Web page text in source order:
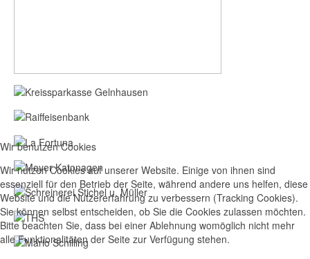
Wir benutzen Cookies
Wir nutzen Cookies auf unserer Website. Einige von ihnen sind
essenziell für den Betrieb der Seite, während andere uns helfen, diese
Website und die Nutzererfahrung zu verbessern (Tracking Cookies).
Sie können selbst entscheiden, ob Sie die Cookies zulassen möchten.
Bitte beachten Sie, dass bei einer Ablehnung womöglich nicht mehr
alle Funktionalitäten der Seite zur Verfügung stehen.